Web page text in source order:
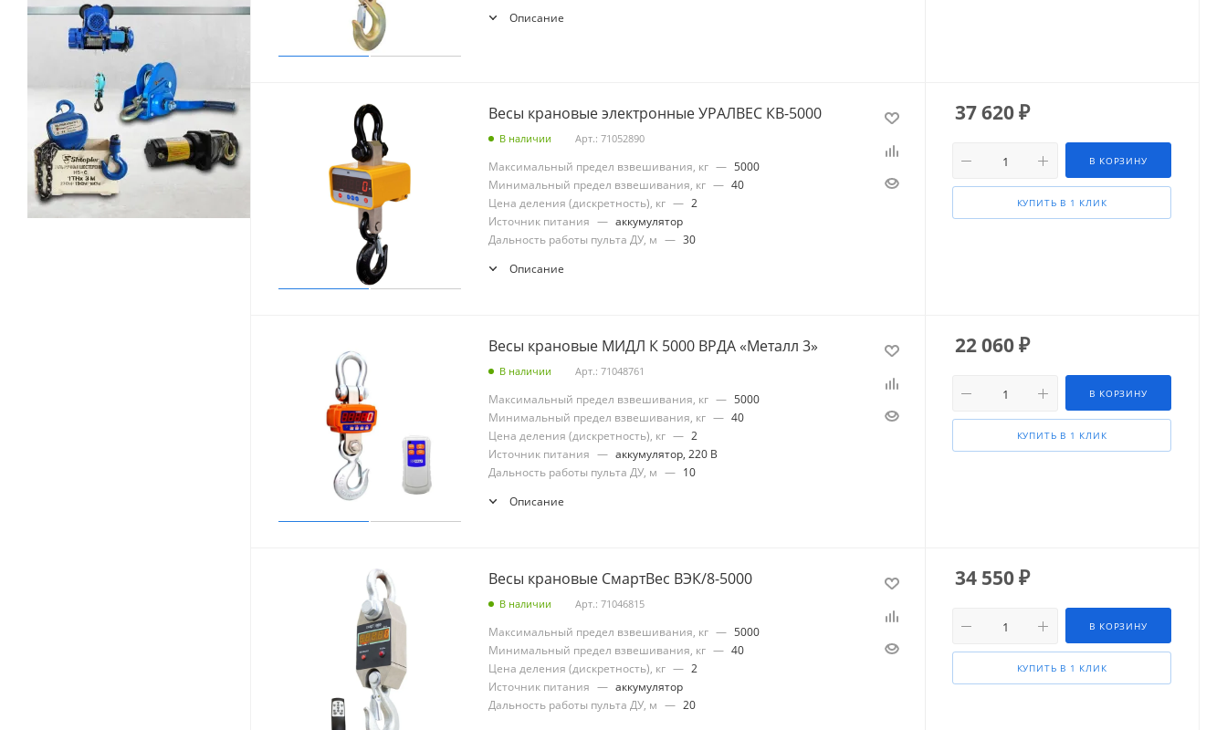
Описание
Весы крановые электронные УРАЛВЕС КВ-5000
В наличии Арт.: 71052890
Максимальный предел взвешивания, кг — 5000
Минимальный предел взвешивания, кг — 40
Цена деления (дискретность), кг — 2
Источник питания — аккумулятор
Дальность работы пульта ДУ, м — 30
Описание
37 620₽
В КОРЗИНУ
КУПИТЬ В 1 КЛИК
Весы крановые МИДЛ К 5000 ВРДА «Металл 3»
В наличии Арт.: 71048761
Максимальный предел взвешивания, кг — 5000
Минимальный предел взвешивания, кг — 40
Цена деления (дискретность), кг — 2
Источник питания — аккумулятор, 220 В
Дальность работы пульта ДУ, м — 10
Описание
22 060₽
В КОРЗИНУ
КУПИТЬ В 1 КЛИК
Весы крановые СмартВес ВЭК/8-5000
В наличии Арт.: 71046815
Максимальный предел взвешивания, кг — 5000
Минимальный предел взвешивания, кг — 40
Цена деления (дискретность), кг — 2
Источник питания — аккумулятор
Дальность работы пульта ДУ, м — 20
34 550₽
В КОРЗИНУ
КУПИТЬ В 1 КЛИК